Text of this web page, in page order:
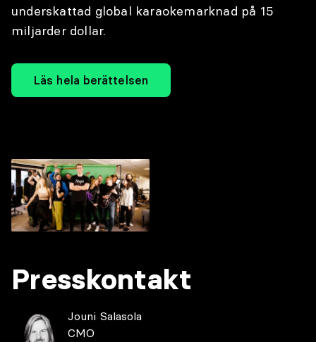
underskattad global karaokemarknad på 15
miljarder dollar.
Läs hela berättelsen
Presskontakt
Jouni Salasola
CMO